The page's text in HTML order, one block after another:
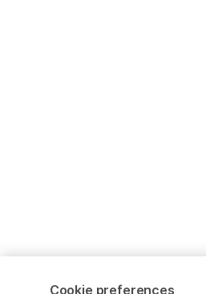
Cookie preferences